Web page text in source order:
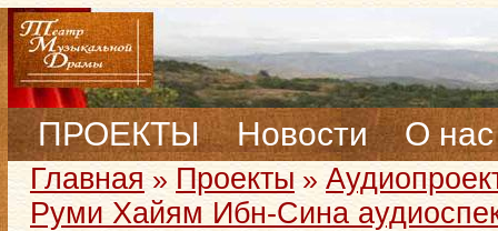
ПРОЕКТЫ Новости О нас
Главная» Проекты »
Руми Хайям Ибн-Сина